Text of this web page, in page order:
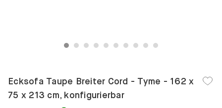
1 2 3 4 5 6 7 8 9 10
Ecksofa Taupe Breiter Cord - Tyme - 162 x
75 x 213 cm, konfigurierbar